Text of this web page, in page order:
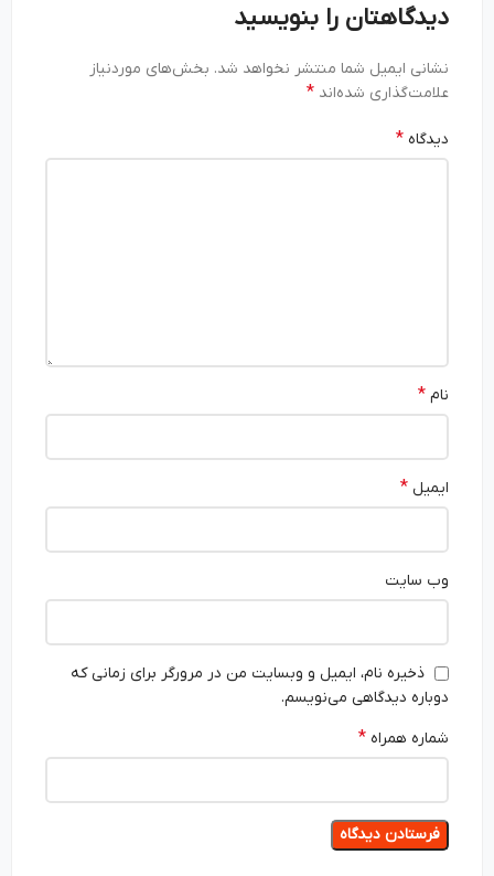
دیدگاهتان را بنویسید
نشانی ایمیل شما منتشر نخواهد شد. بخش‌های موردنیاز
علامت‌گذاری شده‌اند*
دیدگاه*
ایمیل*
وب‌ سایت
ذخیره نام، ایمیل و وبسایت من در مرورگر برای زمانی که
دوباره دیدگاهی می‌نویسم.
شماره همراه*